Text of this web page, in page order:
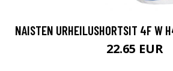
NAISTEN URHEILUSHORTSIT 4F W
22.65 EUR